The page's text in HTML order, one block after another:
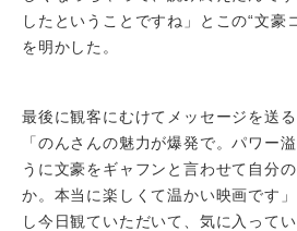
したということですね」とこの“文豪
を明かした。
最後に観客にむけてメッセージを送
「のんさんの魅力が爆発で。パワー
うに文豪をギャフンと言わせて自分
か。本当に楽しくて温かい映画です
し今日観ていただいて、気に入って